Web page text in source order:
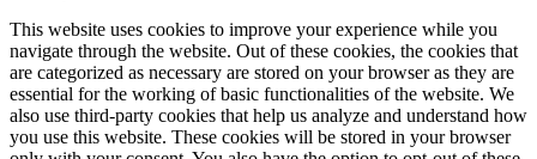
This website uses cookies to improve your experience while you
navigate through the website. Out of these cookies, the cookies that
are categorized as necessary are stored on your browser as they are
essential for the working of basic functionalities of the website. We
also use third-party cookies that help us analyze and understand how
you use this website. These cookies will be stored in your browser